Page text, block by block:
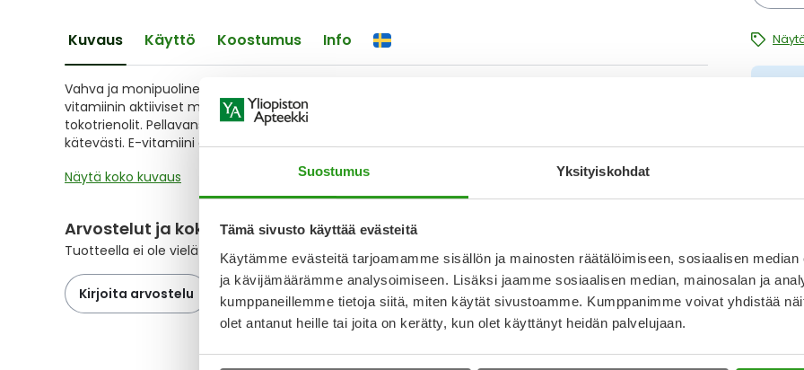
Suostumus Yksityiskohdat
Tämä sivusto käyttää evästeitä
Käytämme evästeitä tarjoamamme sisällön ja mainosten räätälöimiseen, sosiaalisen
ja kävijämäärämme analysoimiseen. Lisäksi jaamme sosiaalisen median, mainosalan ja
kumppaneillemme tietoja siitä, miten käytät sivustoamme. Kumppanimme voivat yhdistää
olet antanut heille tai joita on kerätty, kun olet käyttänyt heidän palvelujaan.
the
the
images
gallery
Kuvaus Käyttö Koostumus Info
Vahva ja monipuolinen E-vitamiinivalmiste. Bioteekki Super E-vitamiini kaps 60 kpl sisältää kaikki E-
vitamiinin aktiiviset muodot samassa kapselissa: alfa-, beeta-, gamma- ja delta-tokoferolit sekä -
tokotrienolit. Pellavansiemenöljyä sisältävä kapseli täydentää päivittäistä E-vitamiinin saantia
kätevästi. E-vitamiini edistää solujen suojaamista hapettumisstressiltä. Ravintolisä.
Näytä koko kuvaus
Arvostelut ja kokemuksia
Tuotteella ei ole vielä yhtään arvostelua.
Kirjoita arvostelu Katso